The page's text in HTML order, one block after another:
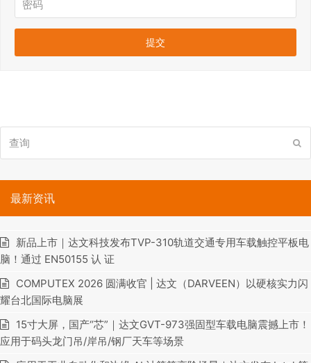
询
最新资讯
新品上市｜达文科技发布TVP-310轨道交通专用车载触控平板电
脑！通过 EN50155 认 证
COMPUTEX 2026 圆满收官 | 达文（DARVEEN）以硬核实力闪
耀台北国际电脑展
15寸大屏，国产“芯”｜达文GVT-973强固型车载电脑震撼上市！
应用于码头龙门吊/岸吊/钢厂天车等场景